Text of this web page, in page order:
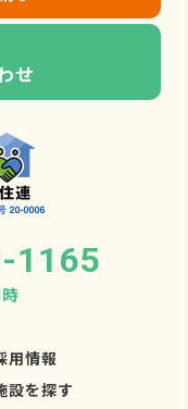
せ
1165
用情報
設を探す